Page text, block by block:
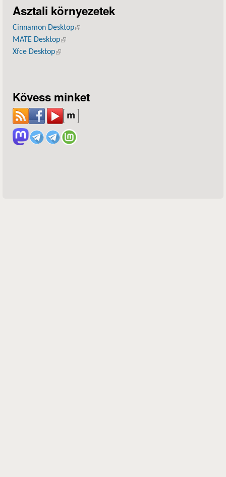
Asztali környezetek
Cinnamon Desktop(külső hivatkozás)
MATE Desktop(külső hivatkozás)
Xfce Desktop(külső hivatkozás)
Kövess minket